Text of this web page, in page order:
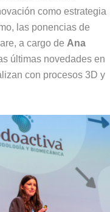
como estrategia
las ponencias de
a cargo de Ana
últimas novedades en
con procesos 3D y